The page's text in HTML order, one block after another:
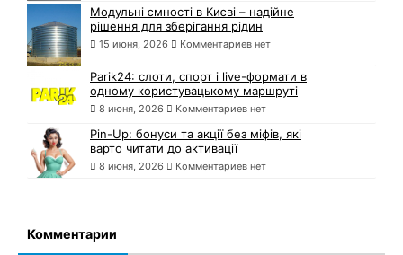
Модульні ємності в Києві – надійне
рішення для зберігання рідин
15 июня, 2026 Комментариев нет
Parik24: слоти, спорт і live-формати в
одному користувацькому маршруті
8 июня, 2026 Комментариев нет
Pin-Up: бонуси та акції без міфів, які
варто читати до активації
8 июня, 2026 Комментариев нет
Комментарии